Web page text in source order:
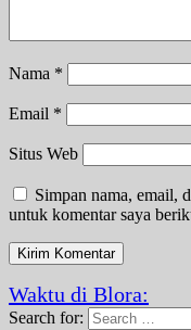
Nama *
Email *
Situs Web
Simpan nama, email,
untuk komentar saya
Waktu di Blora:
Search for: